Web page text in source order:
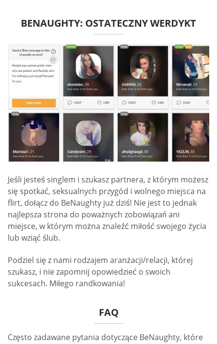
BENAUGHTY: OSTATECZNY WERDYKT
Jeśli jesteś singlem i szukasz partnera, z którym możesz
się spotkać, seksualnych przygód i wolnego miejsca na
flirt, dołącz do BeNaughty już dziś! Nie jest to jednak
najlepsza strona do poważnych zobowiązań ani
miejsce, w którym można znaleźć miłość swojego życia
lub wziąć ślub.
Podziel się z nami rodzajem aranżacji/relacji, której
szukasz, i nie zapomnij opowiedzieć o swoich
sukcesach. Miłego randkowania!
FAQ
Często zadawane pytania dotyczące BeNaughty, które